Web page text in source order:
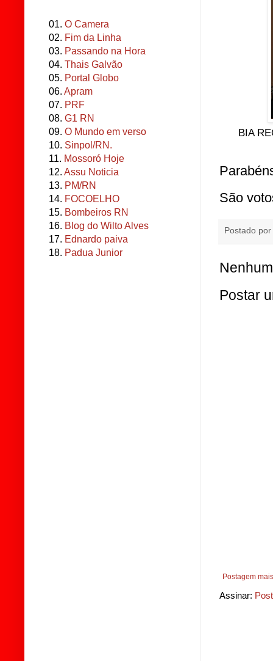
BIA
São
Postado por
Postar
Postagem
Assinar:
01. O Camera
02. Fim da Linha
03. Passando na Hora
04. Thais Galvão
05. Portal Globo
06. Apram
07. PRF
08. G1 RN
09. O Mundo em verso
10. Sinpol/RN.
11. Mossoró Hoje
12. Assu Noticia
13. PM/RN
14. FOCOELHO
15. Bombeiros RN
16. Blog do Wilto Alves
17. Ednardo paiva
18. Padua Junior